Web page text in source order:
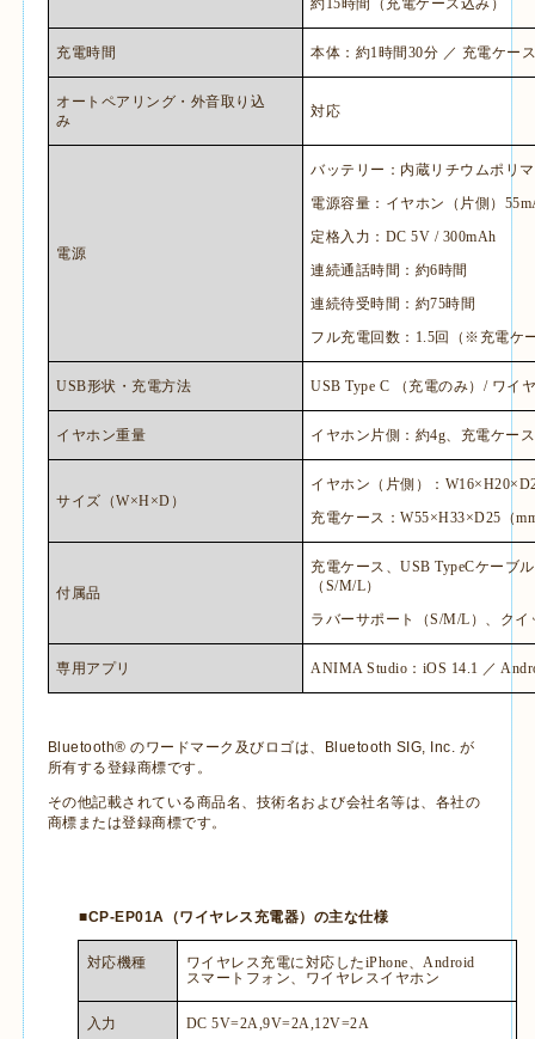
約15時間（充電ケース込み）
充電時間 本体：約1時間30分 ／ 充電ケー
オートペアリング・外音取り込
み
対応
電源
バッテリー：内蔵リチウムポリ
電源容量：イヤホン（片側）
定格入力： DC 5V / 300mAh
連続通話時間：約6時間
連続待受時間：約75時間
フル充電回数： 1.5回（※充電ケ
USB形状・充電方法 USB Type C （充電のみ） / ワイ
イヤホン重量 イヤホン片側：約4g、充電ケー
サイズ（W×H ×D ）
イヤホン（片側）： W16×H20×
充電ケース：W55×H33×D25 （
付属品
充電ケース、USB TypeCケーブ
（ S/M/L）
ラバーサポート（S/M/L ）、ク
専用アプリ ANIMA Studio ： iOS 14.1 ／
Bluetooth®のワードマーク及びロゴは、 Bluetooth SIG, Inc. が
所有する登録商標です。
その他記載されている商品名、技術名および会社名等は、各社の
商標または登録商標です。
■CP-EP01A （ワイヤレス充電器）の主な仕様
対応機種 ワイヤレス充電に対応したiPhone、Android
スマートフォン、ワイヤレスイヤホン
入力 DC 5V=2A,9V=2A,12V=2A